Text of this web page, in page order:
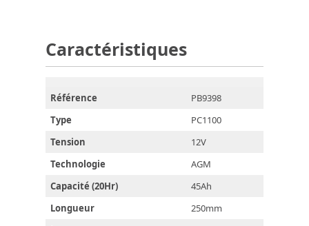
Caractéristiques
Référence
PB9398
Type
PC1100
Tension
12V
Technologie
AGM
Capacité (20Hr)
45Ah
Longueur
250mm